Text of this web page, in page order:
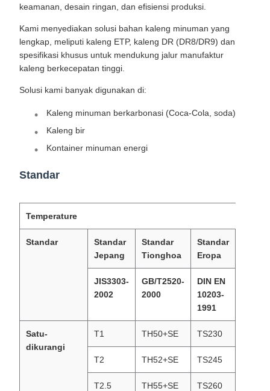
keamanan, desain ringan, dan efisiensi produksi.
Kami menyediakan solusi bahan kaleng minuman yang
lengkap, meliputi kaleng ETP, kaleng DR (DR8/DR9) dan
spesifikasi khusus untuk mendukung jalur manufaktur
kaleng berkecepatan tinggi.
Solusi kami banyak digunakan di:
Kaleng minuman berkarbonasi (Coca-Cola, soda)
Kaleng bir
Kontainer minuman energi
Standar
Temperature
Standar
Standar
Jepang
Standar
Tionghoa
Standar
Eropa
JIS3303-
2002
GB/T2520-
2000
DIN EN
10203-
1991
Satu-
dikurangi
T1 TH50+SE TS230
T2 TH52+SE TS245
T2.5 TH55+SE TS260